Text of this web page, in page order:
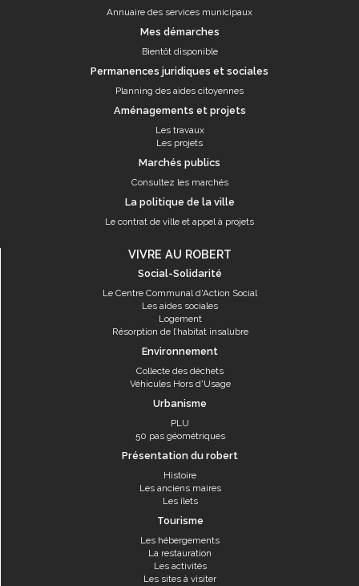
Annuaire des services municipaux
Mes démarches
Bientôt disponible
Permanences juridiques et sociales
Planning des aides citoyennes
Aménagements et projets
Les travaux
Les projets
Marchés publics
Consultez les marchés
La politique de la ville
Le contrat de ville et appel à projets
VIVRE AU ROBERT
Social-Solidarité
Le Centre Communal d'Action Social
Les aides sociales
Logement
Résorption de l’habitat insalubre
Environnement
Collecte des déchets
Véhicules Hors d'Usage
Urbanisme
PLU
50 pas géométriques
Présentation du robert
Histoire
Les anciens maires
Les îlets
Tourisme
Les hébergements
La restauration
Les activités
Les sites à visiter